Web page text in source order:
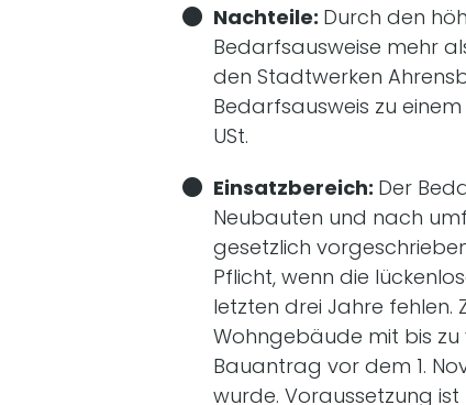
Nachteile: Durch den
Bedarfsausweise mehr
den Stadtwerken
Bedarfsausweis zu einem
USt.
Einsatzbereich: Der
Neubauten und nach
gesetzlich
Pflicht, wenn die
letzten drei Jahre fehlen.
Wohngebäude mit bis zu
Bauantrag vor dem 1.
wurde. Voraussetzung